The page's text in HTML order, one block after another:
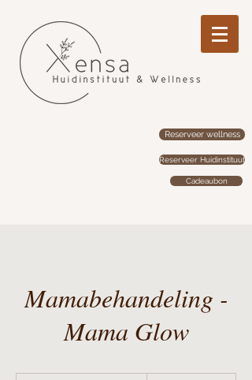
Reserveer wellness
Reserveer Huidinstituut
Cadeaubon
Mamabehandeling -
Mama Glow